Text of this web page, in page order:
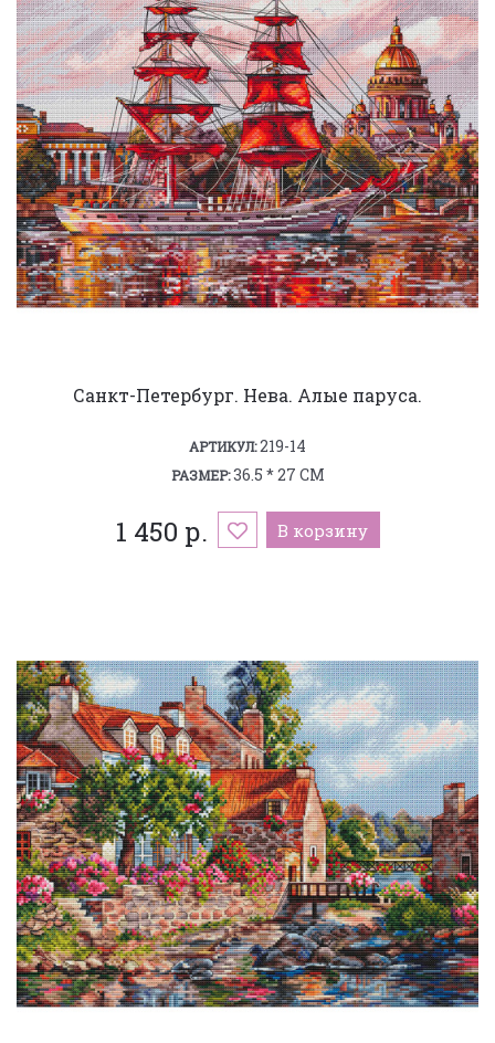
Санкт-Петербург. Нева. Алые паруса.
АРТИКУЛ:219-14
РАЗМЕР:36.5 * 27 СМ
1 450 р. В корзину